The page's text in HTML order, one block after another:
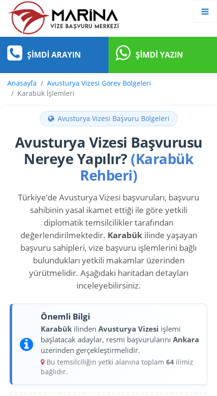
ŞIMDI ARAYIN ŞIMDI YAZIN
Anasayfa
Avusturya Vizesi Görev Bölgeleri
Karabük İşlemleri
Avusturya Vizesi Başvuru Bölgeleri
Avusturya Vizesi Başvurusu
Nereye Yapılır? (Karabük
Rehberi)
Türkiye’de Avusturya Vizesi başvuruları, başvuru
sahibinin yasal ikamet ettiği ile göre yetkili
diplomatik temsilcilikler tarafından
değerlendirilmektedir. Karabükilinde yaşayan
başvuru sahipleri, vize başvuru işlemlerini bağlı
bulundukları yetkili makamlar üzerinden
yürütmelidir. Aşağıdaki haritadan detayları
inceleyebilirsiniz.
Önemli Bilgi
Karabük ilinden Avusturya Vizesi işlemi
başlatacak adaylar, resmi başvurularını Ankara
üzerinden gerçekleştirmelidir.
Bu temsilciliğin yetki alanına toplam 64 ilimiz
bağlıdır.